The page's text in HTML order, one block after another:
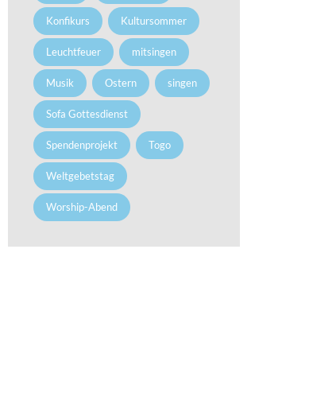
Konfikurs Kultursommer
Leuchtfeuer mitsingen
Musik Ostern singen
Sofa Gottesdienst
Spendenprojekt Togo
Weltgebetstag
Worship-Abend